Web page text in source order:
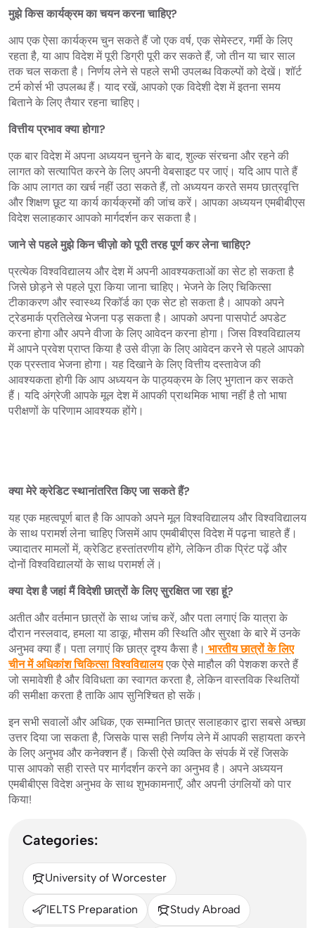
मुझे किस कार्यक्रम का चयन करना चाहिए?
आप एक ऐसा कार्यक्रम चुन सकते हैं जो एक वर्ष, एक सेमेस्टर, गर्मी के लिए
रहता है, या आप विदेश में पूरी डिग्री पूरी कर सकते हैं, जो तीन या चार साल
तक चल सकता है। निर्णय लेने से पहले सभी उपलब्ध विकल्पों को देखें। शॉर्ट
टर्म कोर्स भी उपलब्ध हैं। याद रखें, आपको एक विदेशी देश में इतना समय
बिताने के लिए तैयार रहना चाहिए।
वित्तीय प्रभाव क्या होगा?
एक बार विदेश में अपना अध्ययन चुनने के बाद, शुल्क संरचना और रहने की
लागत को सत्यापित करने के लिए अपनी वेबसाइट पर जाएं। यदि आप पाते हैं
कि आप लागत का खर्च नहीं उठा सकते हैं, तो अध्ययन करते समय छात्रवृत्ति
और शिक्षण छूट या कार्य कार्यक्रमों की जांच करें। आपका अध्ययन एमबीबीएस
विदेश सलाहकार आपको मार्गदर्शन कर सकता है।
जाने से पहले मुझे किन चीज़ो को पूरी तरह पूर्ण कर लेना चाहिए?
प्रत्येक विश्वविद्यालय और देश में अपनी आवश्यकताओं का सेट हो सकता है
जिसे छोड़ने से पहले पूरा किया जाना चाहिए। भेजने के लिए चिकित्सा
टीकाकरण और स्वास्थ्य रिकॉर्ड का एक सेट हो सकता है। आपको अपने
ट्रेडमार्क प्रतिलेख भेजना पड़ सकता है। आपको अपना पासपोर्ट अपडेट
करना होगा और अपने वीजा के लिए आवेदन करना होगा। जिस विश्वविद्यालय
में आपने प्रवेश प्राप्त किया है उसे वीज़ा के लिए आवेदन करने से पहले आपको
एक प्रस्ताव भेजना होगा। यह दिखाने के लिए वित्तीय दस्तावेज की
आवश्यकता होगी कि आप अध्ययन के पाठ्यक्रम के लिए भुगतान कर सकते
हैं। यदि अंग्रेजी आपके मूल देश में आपकी प्राथमिक भाषा नहीं है तो भाषा
परीक्षणों के परिणाम आवश्यक होंगे।
क्या मेरे क्रेडिट स्थानांतरित किए जा सकते हैं?
यह एक महत्वपूर्ण बात है कि आपको अपने मूल विश्वविद्यालय और विश्वविद्यालय
के साथ परामर्श लेना चाहिए जिसमें आप एमबीबीएस विदेश में पढ़ना चाहते हैं।
ज्यादातर मामलों में, क्रेडिट हस्तांतरणीय होंगे, लेकिन ठीक प्रिंट पढ़ें और
दोनों विश्वविद्यालयों के साथ परामर्श लें।
क्या देश है जहां मैं विदेशी छात्रों के लिए सुरक्षित जा रहा हूं?
अतीत और वर्तमान छात्रों के साथ जांच करें, और पता लगाएं कि यात्रा के
दौरान नस्लवाद, हमला या डाकू, मौसम की स्थिति और सुरक्षा के बारे में उनके
अनुभव क्या हैं। पता लगाएं कि छात्र दृश्य कैसा है। भारतीय छात्रों के लिए
चीन में अधिकांश चिकित्सा विश्वविद्यालयएक ऐसे माहौल की पेशकश करते हैं
जो समावेशी है और विविधता का स्वागत करता है, लेकिन वास्तविक स्थितियों
की समीक्षा करता है ताकि आप सुनिश्चित हो सकें।
इन सभी सवालों और अधिक, एक सम्मानित छात्र सलाहकार द्वारा सबसे अच्छा
उत्तर दिया जा सकता है, जिसके पास सही निर्णय लेने में आपकी सहायता करने
के लिए अनुभव और कनेक्शन हैं। किसी ऐसे व्यक्ति के संपर्क में रहें जिसके
पास आपको सही रास्ते पर मार्गदर्शन करने का अनुभव है। अपने अध्ययन
एमबीबीएस विदेश अनुभव के साथ शुभकामनाएँ, और अपनी उंगलियों को पार
किया!
Categories:
University of Worcester
IELTS Preparation Study Abroad